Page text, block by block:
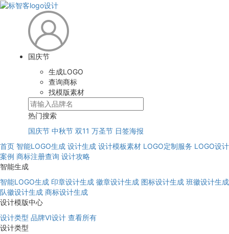
国庆节
生成LOGO
查询商标
找模版素材
热门搜索
国庆节 中秋节 双11 万圣节 日签海报
首页 智能LOGO生成 设计生成 设计模板素材 LOGO定制服务 LOGO设计
案例 商标注册查询 设计攻略
智能生成
智能LOGO生成 印章设计生成 徽章设计生成 图标设计生成 班徽设计生成
队徽设计生成 商标设计生成
设计模版中心
设计类型 品牌VI设计 查看所有
设计类型